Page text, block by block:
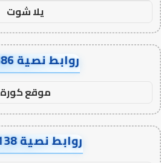
يلا شوت
روابط نصية AA5386
موقع كورة
روابط نصية AA11138